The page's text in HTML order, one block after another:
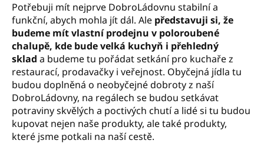
Potřebuji mít nejprve DobroLádovnu stabilní a
funkční, abych mohla jít dál. Ale představuji si, že
budeme mít vlastní prodejnu v poloroubené
chalupě, kde bude velká kuchyň i přehledný
sklad a budeme tu pořádat setkání pro kuchaře z
restaurací, prodavačky i veřejnost. Obyčejná jídla tu
budou doplněná o neobyčejné dobroty z naší
DobroLádovny, na regálech se budou setkávat
potraviny skvělých a poctivých chutí a lidé si tu budou
kupovat nejen naše produkty, ale také produkty,
které jsme potkali na naší cestě.